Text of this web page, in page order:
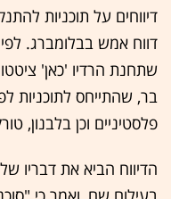
דיווחים על תוכניות
דווח אמש בבלומברג.
שתחנת הרדיו 'כאן'
בר, שהתייחס לתוכניות
פלסטיניים וכן בלבנון,
הדיווח הביא את דבריו